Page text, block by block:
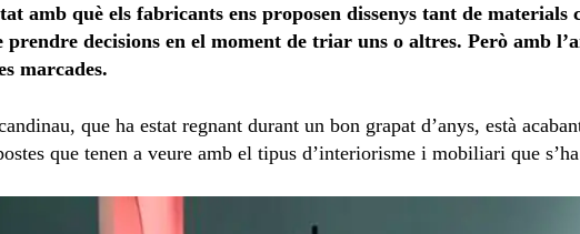
amb què els fabricants ens proposen dissenys tant de
prendre decisions en el moment de triar uns o altres. Però amb
marcades.
que ha estat regnant durant un bon grapat d’anys, està
que tenen a veure amb el tipus d’interiorisme i mobiliari que